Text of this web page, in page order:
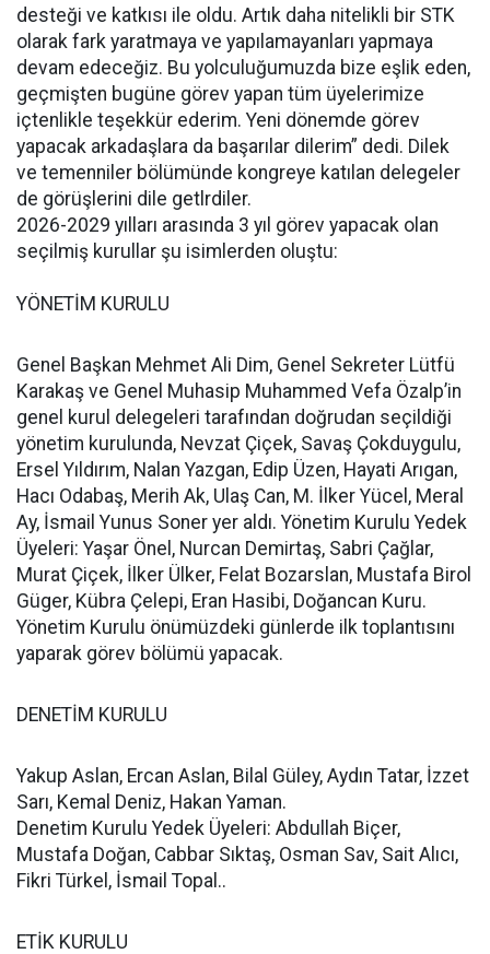
desteği ve katkısı ile oldu. Artık daha nitelikli bir STK
olarak fark yaratmaya ve yapılamayanları yapmaya
devam edeceğiz. Bu yolculuğumuzda bize eşlik eden,
geçmişten bugüne görev yapan tüm üyelerimize
içtenlikle teşekkür ederim. Yeni dönemde görev
yapacak arkadaşlara da başarılar dilerim” dedi. Dilek
ve temenniler bölümünde kongreye katılan delegeler
de görüşlerini dile getlrdiler.
2026-2029 yılları arasında 3 yıl görev yapacak olan
seçilmiş kurullar şu isimlerden oluştu:
YÖNETİM KURULU
Genel Başkan Mehmet Ali Dim, Genel Sekreter Lütfü
Karakaş ve Genel Muhasip Muhammed Vefa Özalp’in
genel kurul delegeleri tarafından doğrudan seçildiği
yönetim kurulunda, Nevzat Çiçek, Savaş Çokduygulu,
Ersel Yıldırım, Nalan Yazgan, Edip Üzen, Hayati Arıgan,
Hacı Odabaş, Merih Ak, Ulaş Can, M. İlker Yücel, Meral
Ay, İsmail Yunus Soner yer aldı. Yönetim Kurulu Yedek
Üyeleri: Yaşar Önel, Nurcan Demirtaş, Sabri Çağlar,
Murat Çiçek, İlker Ülker, Felat Bozarslan, Mustafa Birol
Güger, Kübra Çelepi, Eran Hasibi, Doğancan Kuru.
Yönetim Kurulu önümüzdeki günlerde ilk toplantısını
yaparak görev bölümü yapacak.
DENETİM KURULU
Yakup Aslan, Ercan Aslan, Bilal Güley, Aydın Tatar, İzzet
Sarı, Kemal Deniz, Hakan Yaman.
Denetim Kurulu Yedek Üyeleri: Abdullah Biçer,
Mustafa Doğan, Cabbar Sıktaş, Osman Sav, Sait Alıcı,
Fikri Türkel, İsmail Topal..
ETİK KURULU